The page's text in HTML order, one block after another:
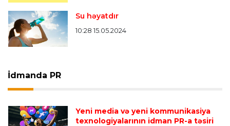
Su həyatdır
10:28 15.05.2024
İdmanda PR
Yeni media və yeni kommunikasiya
texnologiyalarının idman PR-a təsiri